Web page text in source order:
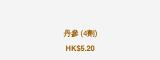
丹參 (4劑)
HK$5.20